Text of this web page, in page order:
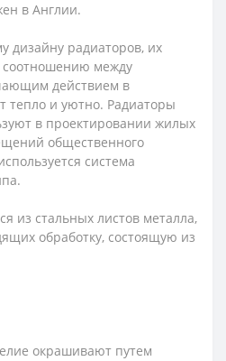
в Англии.
дизайну радиаторов, их
соотношению между
действием в
тепло и уютно. Радиаторы
в проектировании жилых
общественного
система
из стальных листов металла,
обработку, состоящую из
окрашивают путем